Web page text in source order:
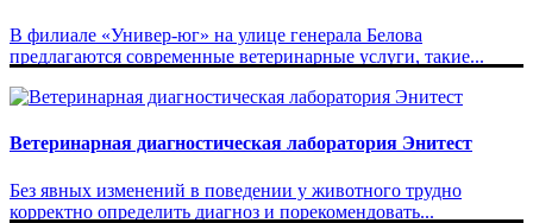
В филиале «Универ-юг» на улице генерала Белова
предлагаются современные ветеринарные услуги, такие...
Ветеринарная диагностическая лаборатория Энитест
Без явных изменений в поведении у животного трудно
корректно определить диагноз и порекомендовать...